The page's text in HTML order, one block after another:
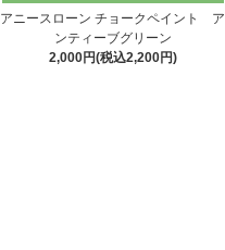
アニースローン チョークペイント ア
ンティーブグリーン
2,000円(税込2,200円)